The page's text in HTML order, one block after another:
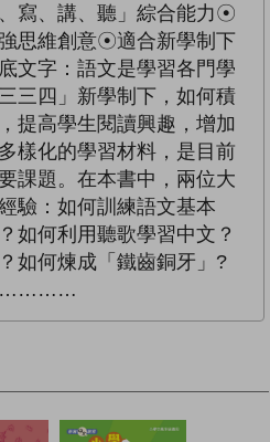
寫、講、聽」綜合能力☉
思維創意☉適合新學制下
文字：語文是學習各門學
三四」新學制下，如何積
提高學生閱讀興趣，增加
樣化的學習材料，是目前
課題。在本書中，兩位大
驗：如何訓練語文基本
如何利用聽歌學習中文？
如何煉成「鐵齒銅牙」?
…………